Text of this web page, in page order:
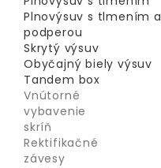
Plnovýsuv s tlmením a
podperou
Skrytý výsuv
Obyčajný biely výsuv
Tandem box
Vnútorné
vybavenie
skríň
Rektifikačné
závesy